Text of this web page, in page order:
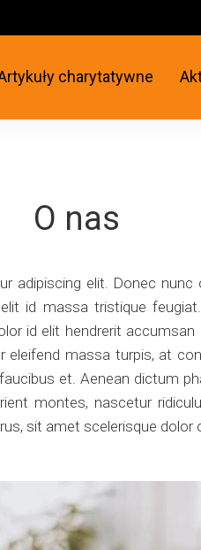
charytatywne
O nas
adipiscing elit. Donec
id massa tristique
id elit hendrerit accumsan
eleifend massa turpis, at
et. Aenean dictum
montes, nascetur
sit amet scelerisque dolor